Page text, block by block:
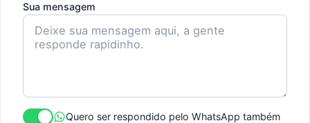
Sua mensagem
Quero ser respondido pelo WhatsApp também